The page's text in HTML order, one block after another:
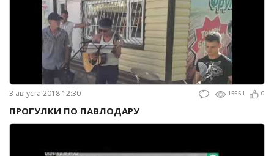
3 августа 2018 12:30 15551 0
ПРОГУЛКИ ПО ПАВЛОДАРУ